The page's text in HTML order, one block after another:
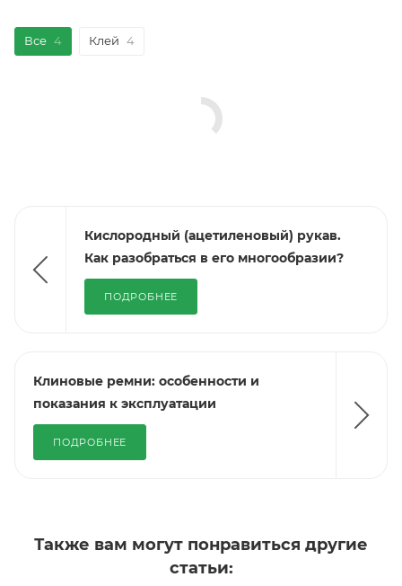
Все 4 Клей 4
Кислородный (ацетиленовый) рукав.
Как разобраться в его многообразии?
ПОДРОБНЕЕ
Клиновые ремни: особенности и
показания к эксплуатации
ПОДРОБНЕЕ
Также вам могут понравиться другие
статьи: